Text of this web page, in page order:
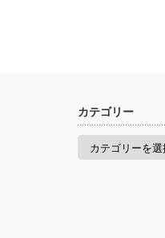
カテゴリー
カ